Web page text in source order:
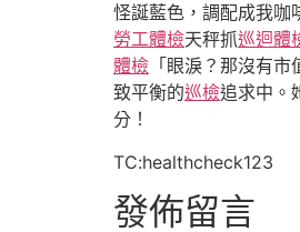
怪誕藍色，調配成我咖
勞工體檢天秤抓巡迴體
體檢 「眼淚？那沒有
致平衡的巡檢追求中。
分！
TC:healthcheck123
發佈留言